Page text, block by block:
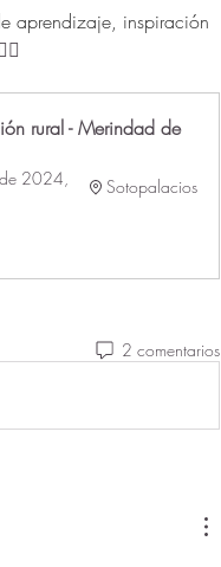
aprendizaje, inspiración
rural - Merindad de
2024,
Sotopalacios
2 comentarios